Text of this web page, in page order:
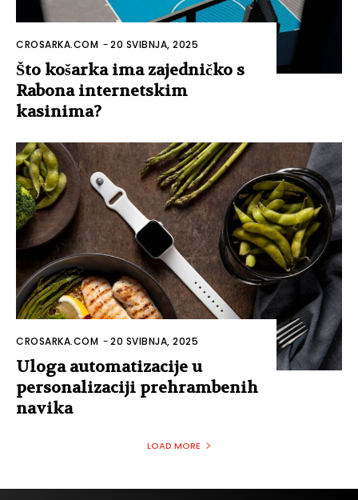
CROSARKA.COM -20 SVIBNJA, 2025
Što košarka ima zajedničko s
Rabona internetskim
kasinima?
CROSARKA.COM -20 SVIBNJA, 2025
Uloga automatizacije u
personalizaciji prehrambenih
navika
LOAD MORE